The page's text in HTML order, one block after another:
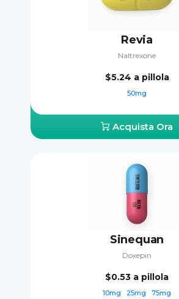
Revia
Naltrexone
$5.24 a pillola
50mg
Acquista Ora
Sinequan
Doxepin
$0.53 a pillola
10mg 25mg 75mg